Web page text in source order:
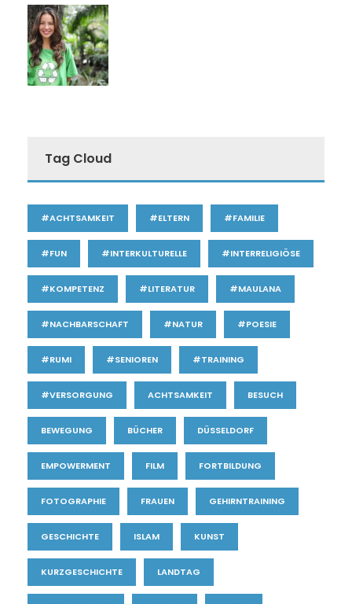
Tag Cloud
#ACHTSAMKEIT #ELTERN #FAMILIE
#FUN #INTERKULTURELLE #INTERRELIGIÖSE
#KOMPETENZ #LITERATUR #MAULANA
#NACHBARSCHAFT #NATUR #POESIE
#RUMI #SENIOREN #TRAINING
#VERSORGUNG ACHTSAMKEIT BESUCH
BEWEGUNG BÜCHER DÜSSELDORF
EMPOWERMENT FILM FORTBILDUNG
FOTOGRAPHIE FRAUEN GEHIRNTRAINING
GESCHICHTE ISLAM KUNST
KURZGESCHICHTE LANDTAG